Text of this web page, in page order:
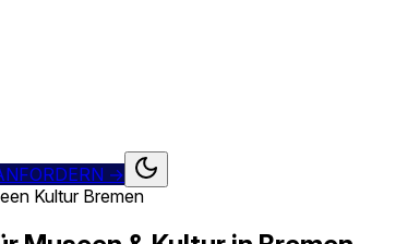
Kultur Bremen
→